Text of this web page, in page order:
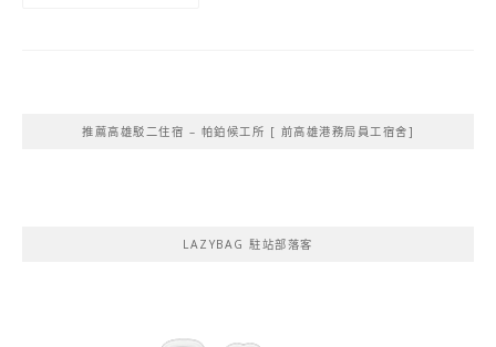
推薦高雄駁二住宿 – 帕鉑候工所 [ 前高雄港務局員工宿舍]
LAZYBAG 駐站部落客